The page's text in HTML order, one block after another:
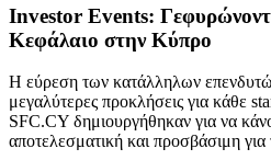
Investor Events:
Κεφάλαιο στην Κύπρο
Η εύρεση των κατάλληλων
μεγαλύτερες προκλήσεις για κάθε
SFC.CY δημιουργήθηκαν για να
αποτελεσματική και προσβάσιμη